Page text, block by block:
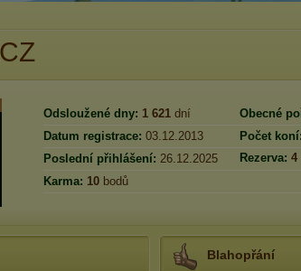
Odsloužené dny: 1 621 dní Obecné
Datum registrace: 03.12.2013 Počet koní:
Poslední přihlášení: 26.12.2025 Rezerva: 4
Karma: 10 bodů
Blahopřání